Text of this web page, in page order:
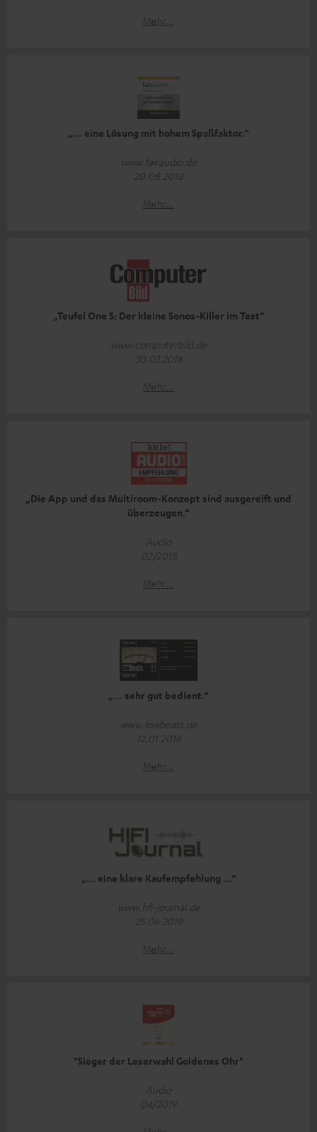
Mehr...
„… eine Lösung mit hohem Spaßfaktor.“
www.fairaudio.de
20.08.2018
Mehr...
„Teufel One S: Der kleine Sonos-Killer im Test“
www.computerbild.de
30.03.2018
Mehr...
„Die App und das Multiroom-Konzept sind ausgereift und
überzeugen.“
Audio
02/2018
Mehr...
„… sehr gut bedient.“
www.lowbeats.de
12.01.2018
Mehr...
„… eine klare Kaufempfehlung …“
www.hfi-journal.de
25.06.2019
Mehr...
"Sieger der Leserwahl Goldenes Ohr"
Audio
04/2019